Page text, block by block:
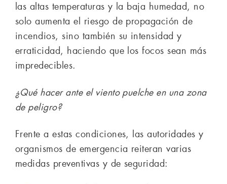
las altas temperaturas y la baja humedad, no
solo aumenta el riesgo de propagación de
incendios, sino también su intensidad y
erraticidad, haciendo que los focos sean más
impredecibles.
¿Qué hacer ante el viento puelche en una zona
de peligro?
Frente a estas condiciones, las autoridades y
organismos de emergencia reiteran varias
medidas preventivas y de seguridad: